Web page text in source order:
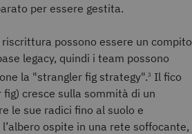
per essere gestita.
riscrittura possono essere un compito
legacy, quindi i team possono
la "strangler fig strategy". 3 Il fico
cresce sulla sommità di un
le sue radici fino al suolo e
ospite in una rete soffocante,